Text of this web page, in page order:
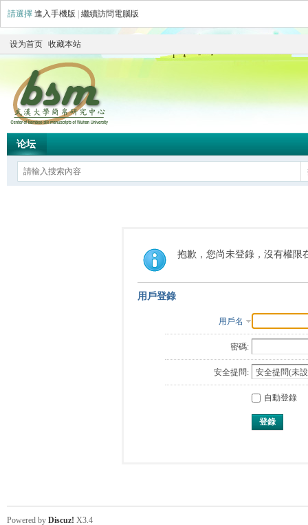
請選擇 進入手機版 繼續訪問電腦版
设为首页 收藏本站
论坛
抱歉，您尚未登錄，沒有權限
用戶登錄
用戶名
密碼:
安全提問:
自動登錄
登錄
Powered by Discuz! X3.4